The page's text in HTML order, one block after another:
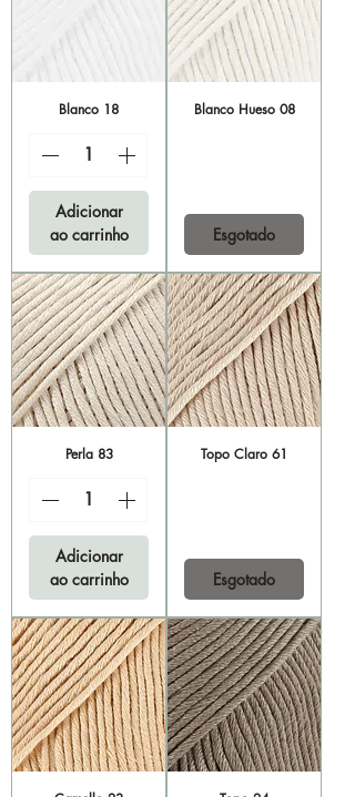
Blanco 18
Adicionar
ao carrinho
Blanco Hueso 08
Esgotado
Perla 83
Adicionar
ao carrinho
Topo Claro 61
Esgotado